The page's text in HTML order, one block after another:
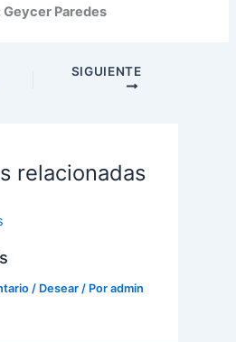
Paredes
SIGUIENTE
relacionadas
/ Desear / Por admin